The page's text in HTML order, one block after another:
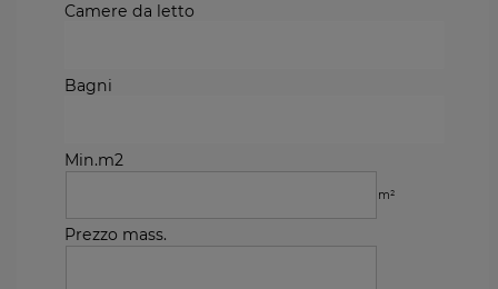
Camere da letto
Bagni
Min.m2
m²
Prezzo mass.